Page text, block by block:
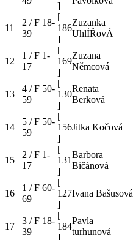
]
11
2 / F 18-
39
[
186
]
Zuzanka
UhlÍŘovÁ
12
1 / F 1-
17
[
169
]
Zuzana
Němcová
13
4 / F 50-
59
[
130
]
Renata
Berková
14
5 / F 50-
59
[
156
]
Jitka Kočová
15
2 / F 1-
17
[
131
]
Barbora
Bičánová
16
1 / F 60-
69
[
127
]
Ivana Bašusová
17
3 / F 18-
39
[
184
]
Pavla
turhunová